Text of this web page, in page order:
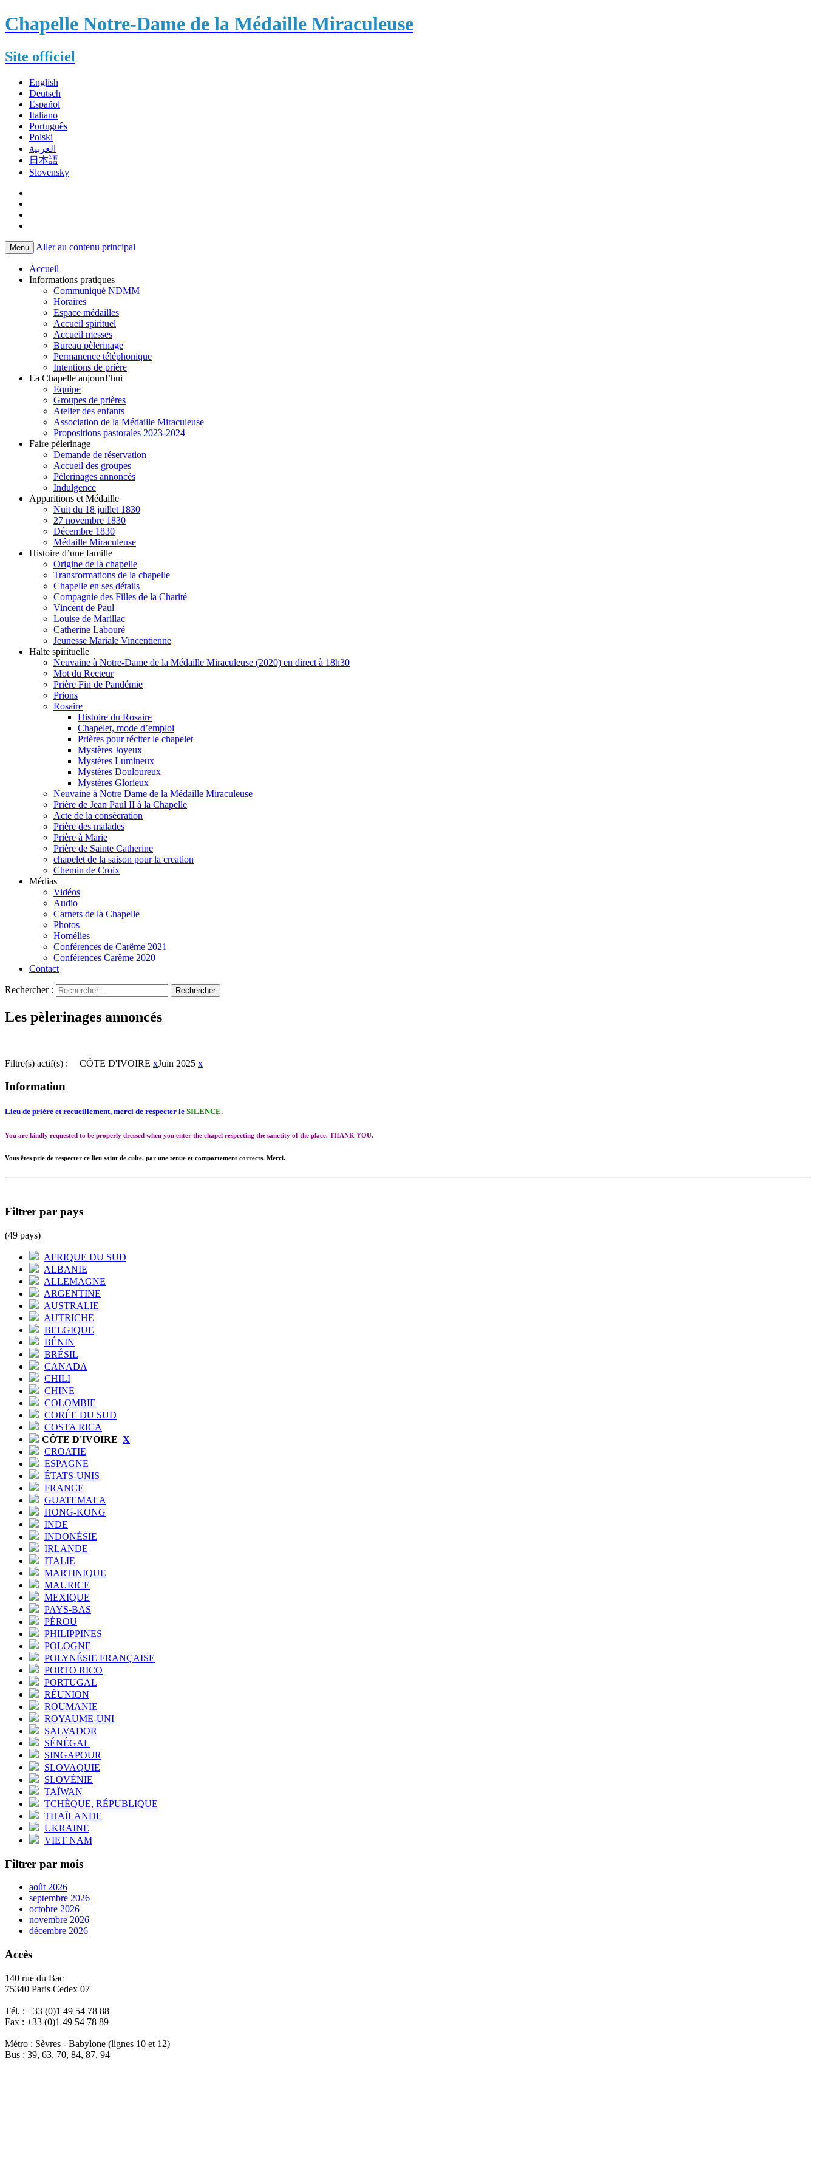
Chapelle Notre-Dame de la Médaille Miraculeuse
Site officiel
English
Deutsch
Español
Italiano
Português
Polski
العربية
日本語
Slovensky
Menu Aller au contenu principal
Accueil
Informations pratiques
Communiqué NDMM
Horaires
Espace médailles
Accueil spirituel
Accueil messes
Bureau pèlerinage
Permanence téléphonique
Intentions de prière
La Chapelle aujourd’hui
Equipe
Groupes de prières
Atelier des enfants
Association de la Médaille Miraculeuse
Propositions pastorales 2023-2024
Faire pèlerinage
Demande de réservation
Accueil des groupes
Pèlerinages annoncés
Indulgence
Apparitions et Médaille
Nuit du 18 juillet 1830
27 novembre 1830
Décembre 1830
Médaille Miraculeuse
Histoire d’une famille
Origine de la chapelle
Transformations de la chapelle
Chapelle en ses détails
Compagnie des Filles de la Charité
Vincent de Paul
Louise de Marillac
Catherine Labouré
Jeunesse Mariale Vincentienne
Halte spirituelle
Neuvaine à Notre-Dame de la Médaille Miraculeuse (2020) en direct à 18h30
Mot du Recteur
Prière Fin de Pandémie
Prions
Rosaire
Histoire du Rosaire
Chapelet, mode d’emploi
Prières pour réciter le chapelet
Mystères Joyeux
Mystères Lumineux
Mystères Douloureux
Mystères Glorieux
Neuvaine à Notre Dame de la Médaille Miraculeuse
Prière de Jean Paul II à la Chapelle
Acte de la consécration
Prière des malades
Prière à Marie
Prière de Sainte Catherine
chapelet de la saison pour la creation
Chemin de Croix
Médias
Vidéos
Audio
Carnets de la Chapelle
Photos
Homélies
Conférences de Carême 2021
Conférences Carême 2020
Contact
Rechercher :
Les pèlerinages annoncés
Filtre(s) actif(s) : CÔTE D'IVOIRE xJuin 2025 x
Information
Lieu de prière et recueillement, merci de respecter le SILENCE.
You are kindly requested to be properly dressed when you enter the chapel respecting the sanctity of the place. THANK YOU.
Vous êtes prie de respecter ce lieu saint de culte, par une tenue et comportement corrects. Merci.
Filtrer par pays
(49 pays)
AFRIQUE DU SUD
ALBANIE
ALLEMAGNE
ARGENTINE
AUSTRALIE
AUTRICHE
BELGIQUE
BÉNIN
BRÉSIL
CANADA
CHILI
CHINE
COLOMBIE
CORÉE DU SUD
COSTA RICA
CÔTE D'IVOIRE X
CROATIE
ESPAGNE
ÉTATS-UNIS
FRANCE
GUATEMALA
HONG-KONG
INDE
INDONÉSIE
IRLANDE
ITALIE
MARTINIQUE
MAURICE
MEXIQUE
PAYS-BAS
PÉROU
PHILIPPINES
POLOGNE
POLYNÉSIE FRANÇAISE
PORTO RICO
PORTUGAL
RÉUNION
ROUMANIE
ROYAUME-UNI
SALVADOR
SÉNÉGAL
SINGAPOUR
SLOVAQUIE
SLOVÉNIE
TAÏWAN
TCHÈQUE, RÉPUBLIQUE
THAÏLANDE
UKRAINE
VIET NAM
Filtrer par mois
août 2026
septembre 2026
octobre 2026
novembre 2026
décembre 2026
Accès
140 rue du Bac
75340 Paris Cedex 07
Tél. : +33 (0)1 49 54 78 88
Fax : +33 (0)1 49 54 78 89
Métro : Sèvres - Babylone (lignes 10 et 12)
Bus : 39, 63, 70, 84, 87, 94